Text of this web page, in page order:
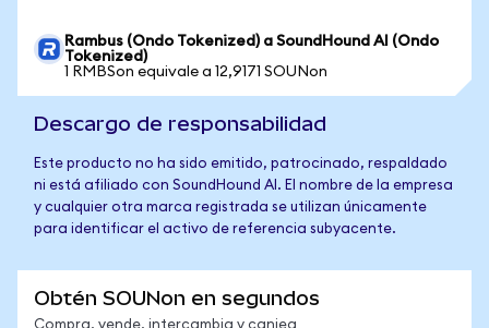
Rambus (Ondo Tokenized) a SoundHound AI (Ondo
Tokenized)
1 RMBSon equivale a 12,9171 SOUNon
Descargo de responsabilidad
Este producto no ha sido emitido, patrocinado, respaldado
ni está afiliado con SoundHound AI. El nombre de la empresa
y cualquier otra marca registrada se utilizan únicamente
para identificar el activo de referencia subyacente.
Obtén SOUNon en segundos